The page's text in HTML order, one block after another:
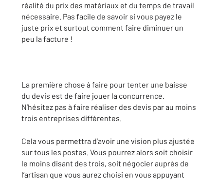
réalité du prix des matériaux et du temps de travail
nécessaire. Pas facile de savoir si vous payez le
juste prix et surtout comment faire diminuer un
peu la facture !
La première chose à faire pour tenter une baisse
du devis est de faire jouer la concurrence.
N’hésitez pas à faire réaliser des devis par au moins
trois entreprises différentes.
Cela vous permettra d’avoir une vision plus ajustée
sur tous les postes. Vous pourrez alors soit choisir
le moins disant des trois, soit négocier auprès de
l’artisan que vous aurez choisi en vous appuyant